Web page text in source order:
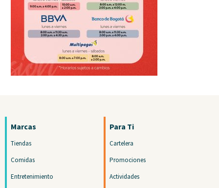
Marcas
Tiendas
Comidas
Entretenimiento
Para Ti
Cartelera
Promociones
Actividades